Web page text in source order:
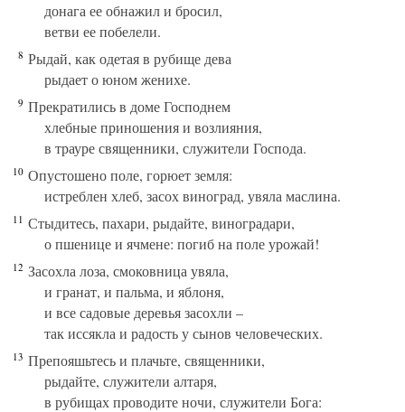
донага ее обнажил и бросил,
ветви ее побелели.
8 Рыдай, как одетая в рубище дева
рыдает о юном женихе.
9 Прекратились в доме Господнем
хлебные приношения и возлияния,
в трауре священники, служители Господа.
10 Опустошено поле, горюет земля:
истреблен хлеб, засох виноград, увяла маслина.
11 Стыдитесь, пахари, рыдайте, виноградари,
о пшенице и ячмене: погиб на поле урожай!
12 Засохла лоза, смоковница увяла,
и гранат, и пальма, и яблоня,
и все садовые деревья засохли –
так иссякла и радость у сынов человеческих.
13 Препояшьтесь и плачьте, священники,
рыдайте, служители алтаря,
в рубищах проводите ночи, служители Бога: